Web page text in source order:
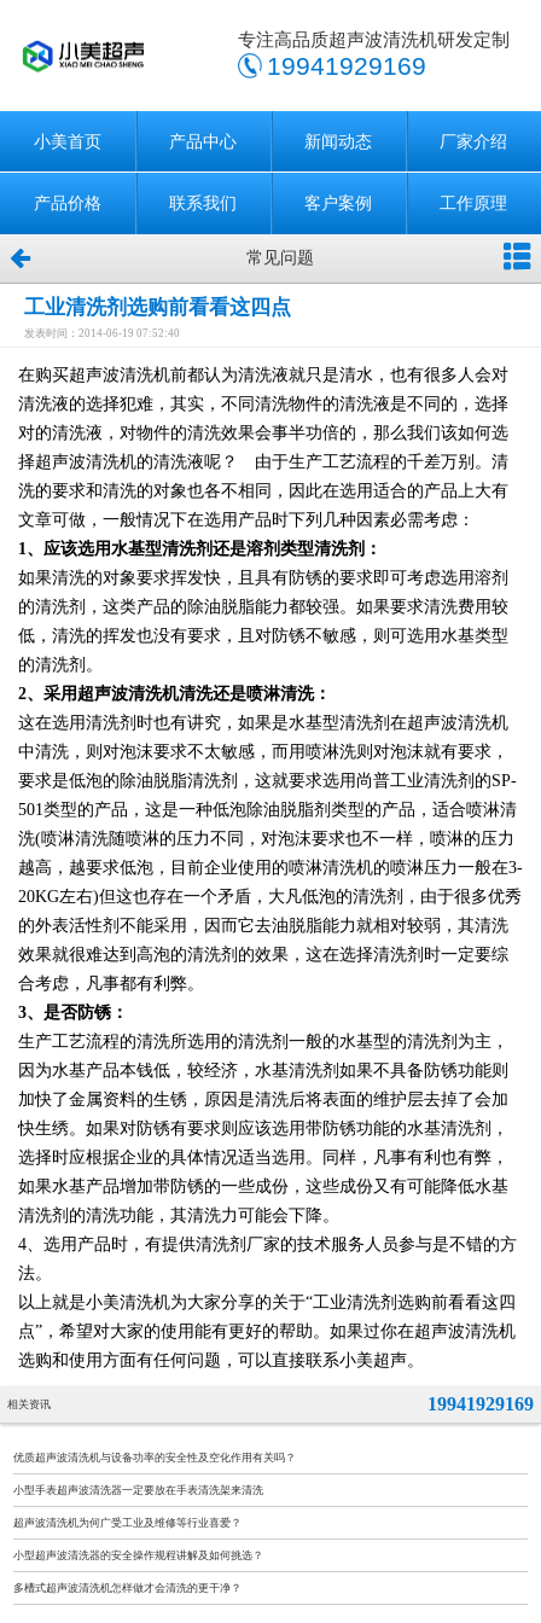
专注高品质超声波清洗机研发定制
19941929169
小美首页 产品中心 新闻动态 厂家介绍
产品价格 联系我们 客户案例 工作原理
常见问题
工业清洗剂选购前看看这四点
发表时间：2014-06-19 07:52:40
在购买超声波清洗机前都认为清洗液就只是清水，也有很多人会对
清洗液的选择犯难，其实，不同清洗物件的清洗液是不同的，选择
对的清洗液，对物件的清洗效果会事半功倍的，那么我们该如何选
择超声波清洗机的清洗液呢？ 由于生产工艺流程的千差万别。清
洗的要求和清洗的对象也各不相同，因此在选用适合的产品上大有
文章可做，一般情况下在选用产品时下列几种因素必需考虑：
1、应该选用水基型清洗剂还是溶剂类型清洗剂：
如果清洗的对象要求挥发快，且具有防锈的要求即可考虑选用溶剂
的清洗剂，这类产品的除油脱脂能力都较强。如果要求清洗费用较
低，清洗的挥发也没有要求，且对防锈不敏感，则可选用水基类型
的清洗剂。
2、采用超声波清洗机清洗还是喷淋清洗：
这在选用清洗剂时也有讲究，如果是水基型清洗剂在超声波清洗机
中清洗，则对泡沫要求不太敏感，而用喷淋洗则对泡沫就有要求，
要求是低泡的除油脱脂清洗剂，这就要求选用尚普工业清洗剂的SP-
501类型的产品，这是一种低泡除油脱脂剂类型的产品，适合喷淋清
洗(喷淋清洗随喷淋的压力不同，对泡沫要求也不一样，喷淋的压力
越高，越要求低泡，目前企业使用的喷淋清洗机的喷淋压力一般在3-
20KG左右)但这也存在一个矛盾，大凡低泡的清洗剂，由于很多优秀
的外表活性剂不能采用，因而它去油脱脂能力就相对较弱，其清洗
效果就很难达到高泡的清洗剂的效果，这在选择清洗剂时一定要综
合考虑，凡事都有利弊。
3、是否防锈：
生产工艺流程的清洗所选用的清洗剂一般的水基型的清洗剂为主，
因为水基产品本钱低，较经济，水基清洗剂如果不具备防锈功能则
加快了金属资料的生锈，原因是清洗后将表面的维护层去掉了会加
快生绣。如果对防锈有要求则应该选用带防锈功能的水基清洗剂，
选择时应根据企业的具体情况适当选用。同样，凡事有利也有弊，
如果水基产品增加带防锈的一些成份，这些成份又有可能降低水基
清洗剂的清洗功能，其清洗力可能会下降。
4、选用产品时，有提供清洗剂厂家的技术服务人员参与是不错的方
法。
以上就是小美清洗机为大家分享的关于“工业清洗剂选购前看看这四
点”，希望对大家的使用能有更好的帮助。如果过你在超声波清洗机
选购和使用方面有任何问题，可以直接联系小美超声。
相关资讯 19941929169
优质超声波清洗机与设备功率的安全性及空化作用有关吗？
小型手表超声波清洗器一定要放在手表清洗架来清洗
超声波清洗机为何广受工业及维修等行业喜爱？
小型超声波清洗器的安全操作规程讲解及如何挑选？
多槽式超声波清洗机怎样做才会清洗的更干净？